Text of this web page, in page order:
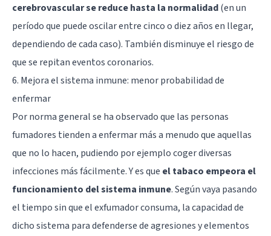
cerebrovascular se reduce hasta la normalidad(en un
período que puede oscilar entre cinco o diez años en llegar,
dependiendo de cada caso). También disminuye el riesgo de
que se repitan eventos coronarios.
6. Mejora el sistema inmune: menor probabilidad de
enfermar
Por norma general se ha observado que las personas
fumadores tienden a enfermar más a menudo que aquellas
que no lo hacen, pudiendo por ejemplo coger diversas
infecciones más fácilmente. Y es que el tabaco empeora el
funcionamiento del sistema inmune. Según vaya pasando
el tiempo sin que el exfumador consuma, la capacidad de
dicho sistema para defenderse de agresiones y elementos